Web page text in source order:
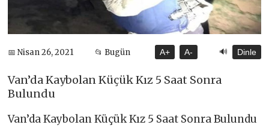
📅 Nisan 26, 2021 📂 Bugün A+ A- 🔊 Dinle
Van’da Kaybolan Küçük Kız 5 Saat Sonra
Bulundu
Van’da Kaybolan Küçük Kız 5 Saat Sonra Bulundu